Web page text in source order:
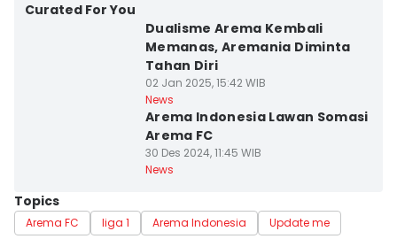
Curated For You
Dualisme Arema Kembali
Memanas, Aremania Diminta
Tahan Diri
02 Jan 2025, 15:42 WIB
News
Arema Indonesia Lawan Somasi
Arema FC
30 Des 2024, 11:45 WIB
News
Topics
Arema FC liga 1 Arema Indonesia Update me